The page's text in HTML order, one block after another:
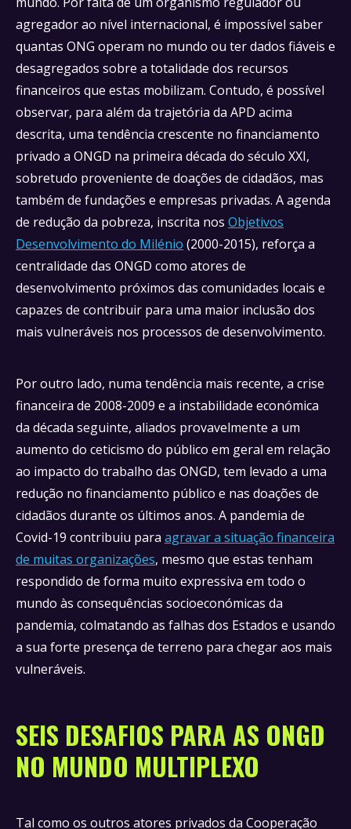
agregador ao nível internacional, é impossível saber
quantas ONG operam no mundo ou ter dados fiáveis e
desagregados sobre a totalidade dos recursos
financeiros que estas mobilizam. Contudo, é possível
observar, para além da trajetória da APD acima
descrita, uma tendência crescente no financiamento
privado a ONGD na primeira década do século XXI,
sobretudo proveniente de doações de cidadãos, mas
também de fundações e empresas privadas. A agenda
de redução da pobreza, inscrita nos Objetivos
Desenvolvimento do Milénio (2000-2015), reforça a
centralidade das ONGD como atores de
desenvolvimento próximos das comunidades locais e
capazes de contribuir para uma maior inclusão dos
mais vulneráveis nos processos de desenvolvimento.
Por outro lado, numa tendência mais recente, a crise
financeira de 2008-2009 e a instabilidade económica
da década seguinte, aliados provavelmente a um
aumento do ceticismo do público em geral em relação
ao impacto do trabalho das ONGD, tem levado a uma
redução no financiamento público e nas doações de
cidadãos durante os últimos anos. A pandemia de
Covid-19 contribuiu para agravar a situação financeira
de muitas organizações, mesmo que estas tenham
respondido de forma muito expressiva em todo o
mundo às consequências socioeconómicas da
pandemia, colmatando as falhas dos Estados e usando
a sua forte presença de terreno para chegar aos mais
vulneráveis.
SEIS DESAFIOS PARA AS ONGD
NO MUNDO MULTIPLEXO
Tal como os outros atores privados da Cooperação